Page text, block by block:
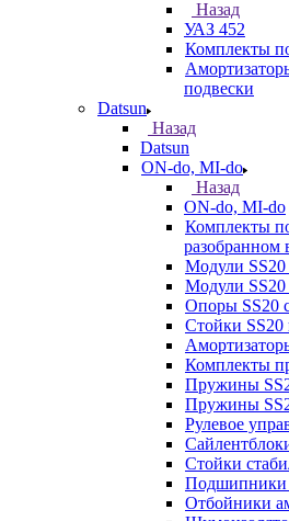
Назад
УАЗ 452
Комплекты
подвески
Datsun
Назад
Datsun
ON-do, MI-do
Назад
ON-do, MI-do
Комплекты
разобранном
Модули SS20
Модули SS20
Опоры SS20
Стойки SS20
Комплекты
Пружины
Пружины
Рулевое
Стойки
Подшипники
Отбойники